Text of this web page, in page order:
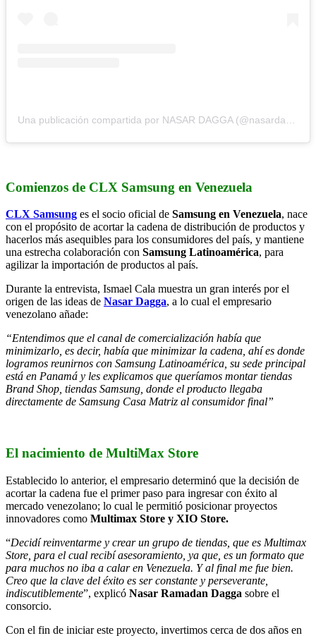
Comienzos de CLX Samsung en Venezuela
CLX Samsung es el socio oficial de Samsung en Venezuela, nace
con el propósito de acortar la cadena de distribución de productos y
hacerlos más asequibles para los consumidores del país, y mantiene
una estrecha colaboración con Samsung Latinoamérica, para
agilizar la importación de productos al país.
Durante la entrevista, Ismael Cala muestra un gran interés por el
origen de las ideas de Nasar Dagga, a lo cual el empresario
venezolano añade:
“Entendimos que el canal de comercialización había que
minimizarlo, es decir, había que minimizar la cadena, ahí es donde
logramos reunirnos con Samsung Latinoamérica, su sede principal
está en Panamá y les explicamos que queríamos montar tiendas
Brand Shop, tiendas Samsung, donde el producto llegaba
directamente de Samsung Casa Matriz al consumidor final”
El nacimiento de MultiMax Store
Establecido lo anterior, el empresario determinó que la decisión de
acortar la cadena fue el primer paso para ingresar con éxito al
mercado venezolano; lo cual le permitió posicionar proyectos
innovadores como Multimax Store y XIO Store.
“Decidí reinventarme y crear un grupo de tiendas, que es Multimax
Store, para el cual recibí asesoramiento, ya que, es un formato que
para muchos no iba a calar en Venezuela. Y al final me fue bien.
Creo que la clave del éxito es ser constante y perseverante,
indiscutiblemente”, explicó Nasar Ramadan Dagga sobre el
consorcio.
Con el fin de iniciar este proyecto, invertimos cerca de dos años en